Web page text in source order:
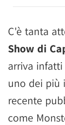
C'è tanta
Show di
arriva
uno dei più
recente
come